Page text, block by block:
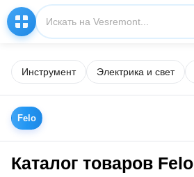
Инструмент Электрика и свет
Felo
Каталог товаров Felo